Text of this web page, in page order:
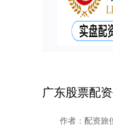
广东股票配
作者：配资旅